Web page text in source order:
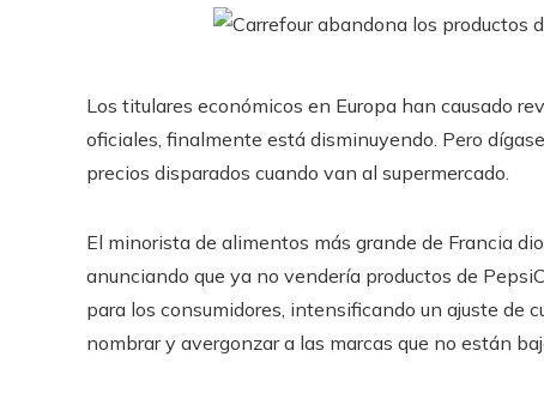
Los titulares económicos en Europa han causado
oficiales, finalmente está disminuyendo. Pero
precios disparados cuando van al supermercado.
El minorista de alimentos más grande de Francia
anunciando que ya no vendería productos de
para los consumidores, intensificando un ajuste de
nombrar y avergonzar a las marcas que no están